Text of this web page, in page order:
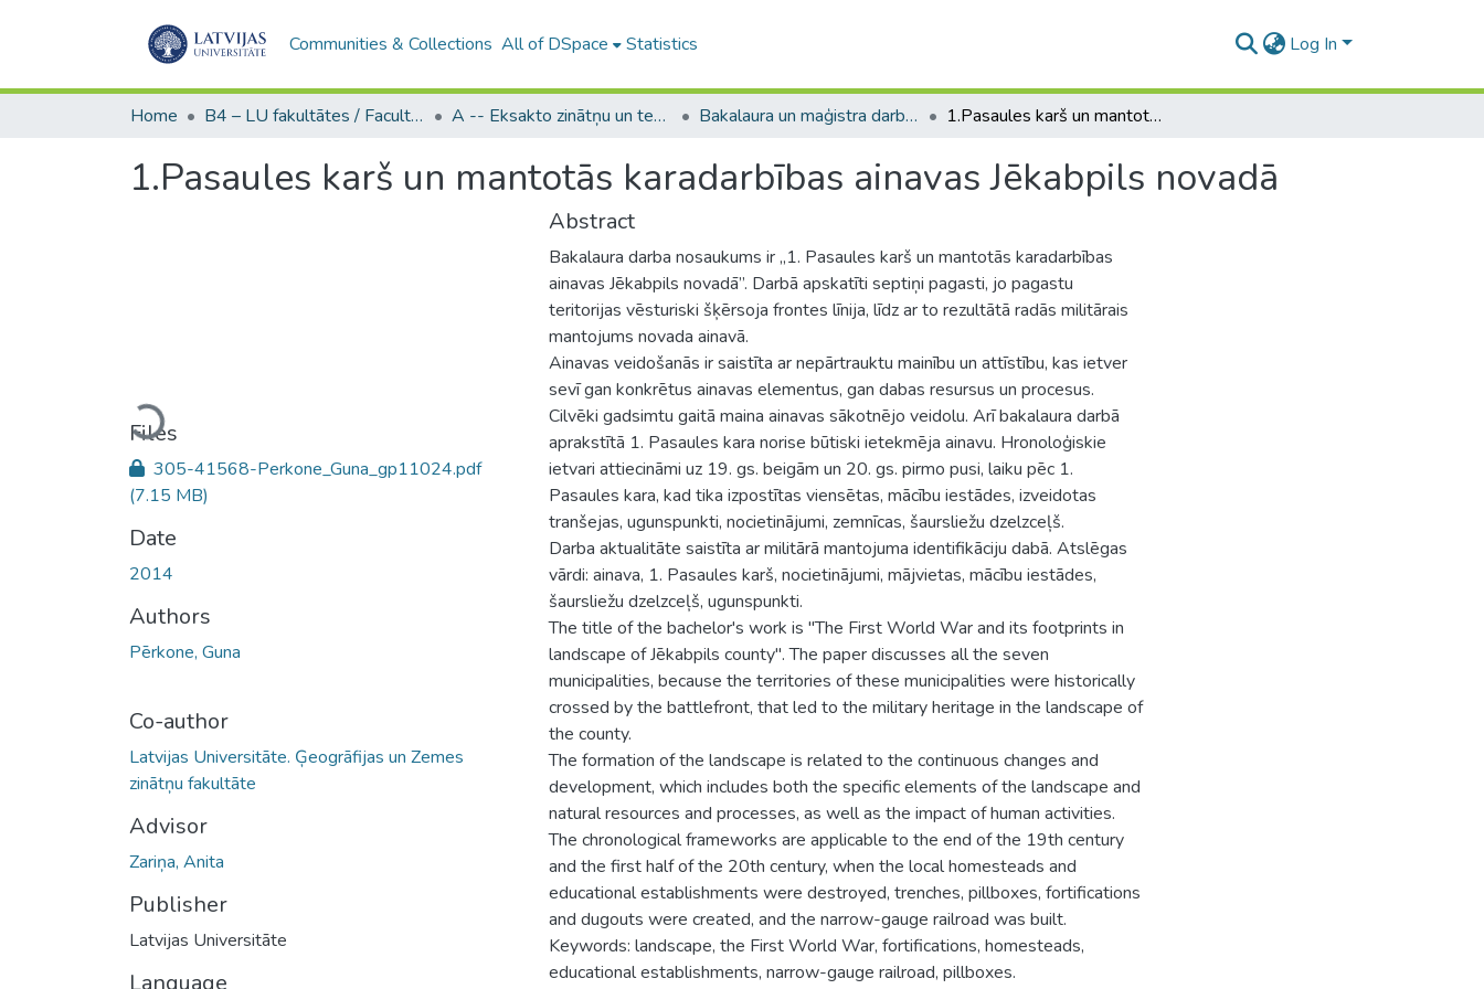
Communities & Collections All of DSpace Statistics Log In
Home B4 – LU fakultātes / Faculties of the UL A -- Eksakto zinātņu un tehnoloģiju fakultāte / Faculty of Science and Technology Bakalaura un maģistra darbi (EZTF) / Bachelor's and Master's theses 1.Pasaules karš un mantotās karadarbības ainavas Jēkabpils novadā
1.Pasaules karš un mantotās karadarbības ainavas Jēkabpils novadā
Loading...
Files
305-41568-Perkone_Guna_gp11024.pdf
(7.15 MB)
Date
2014
Authors
Pērkone, Guna
Co-author
Latvijas Universitāte. Ģeogrāfijas un Zemes
zinātņu fakultāte
Advisor
Zariņa, Anita
Publisher
Latvijas Universitāte
Language
Abstract
Bakalaura darba nosaukums ir „1. Pasaules karš un mantotās karadarbības
ainavas Jēkabpils novadā”. Darbā apskatīti septiņi pagasti, jo pagastu
teritorijas vēsturiski šķērsoja frontes līnija, līdz ar to rezultātā radās militārais
mantojums novada ainavā.
Ainavas veidošanās ir saistīta ar nepārtrauktu mainību un attīstību, kas ietver
sevī gan konkrētus ainavas elementus, gan dabas resursus un procesus.
Cilvēki gadsimtu gaitā maina ainavas sākotnējo veidolu. Arī bakalaura darbā
aprakstītā 1. Pasaules kara norise būtiski ietekmēja ainavu. Hronoloģiskie
ietvari attiecināmi uz 19. gs. beigām un 20. gs. pirmo pusi, laiku pēc 1.
Pasaules kara, kad tika izpostītas viensētas, mācību iestādes, izveidotas
tranšejas, ugunspunkti, nocietinājumi, zemnīcas, šaursliežu dzelzceļš.
Darba aktualitāte saistīta ar militārā mantojuma identifikāciju dabā. Atslēgas
vārdi: ainava, 1. Pasaules karš, nocietinājumi, mājvietas, mācību iestādes,
šaursliežu dzelzceļš, ugunspunkti.
The title of the bachelor's work is "The First World War and its footprints in
landscape of Jēkabpils county". The paper discusses all the seven
municipalities, because the territories of these municipalities were historically
crossed by the battlefront, that led to the military heritage in the landscape of
the county.
The formation of the landscape is related to the continuous changes and
development, which includes both the specific elements of the landscape and
natural resources and processes, as well as the impact of human activities.
The chronological frameworks are applicable to the end of the 19th century
and the first half of the 20th century, when the local homesteads and
educational establishments were destroyed, trenches, pillboxes, fortifications
and dugouts were created, and the narrow-gauge railroad was built.
Keywords: landscape, the First World War, fortifications, homesteads,
educational establishments, narrow-gauge railroad, pillboxes.